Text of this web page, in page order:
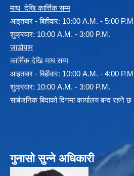
माघ देखि कार्त्तिक सम्म
आइतबार - बिहीवार: 10:00 A.M. - 5:00
शुक्रवार: 10:00 A.M. - 3:00 P.M.
जाडोयाम
कार्त्तिक देखि माघ सम्म
आइतबार - बिहीवार: 10:00 A.M. - 4:00
शुक्रवार: 10:00 A.M. - 3:00 P.M.
सार्बजनिक बिदाको दिनमा कार्यालय बन्द रहने छ
गुनासो सुन्ने अधिकारी